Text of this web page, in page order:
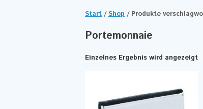
Start /Shop / Produkte
Portemonnaie
Einzelnes Ergebnis wird angezeigt